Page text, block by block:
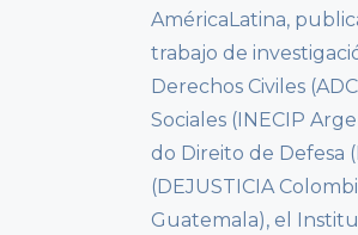
AméricaLatina,
trabajo de
Derechos Civiles
Sociales (INECIP
do Direito de Defesa
(DEJUSTICIA
Guatemala), el